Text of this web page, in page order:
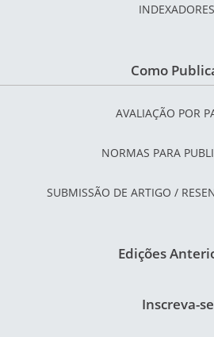
INDEXADORES
Como
AVALIAÇÃO POR
NORMAS PARA
SUBMISSÃO DE ARTIGO /
Edições
Inscreva-se